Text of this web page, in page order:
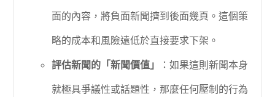
面的內容，將負面新聞擠到後面幾頁。這個策
略的成本和風險遠低於直接要求下架。
評估新聞的「新聞價值」
：如果這則新聞本身
就極具爭議性或話題性，那麼任何壓制的行為